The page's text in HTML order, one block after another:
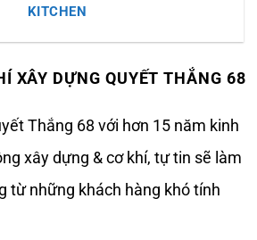
KITCHEN
XÂY DỰNG QUYẾT THẮNG 68
Thắng 68 với hơn 15 năm kinh
xây dựng & cơ khí, tự tin sẽ làm
từ những khách hàng khó tính